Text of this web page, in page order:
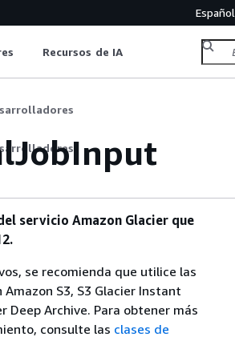
Español
Recursos de IA
servicio Amazon Glacier que
se recomienda que utilice las
S3, S3 Glacier Instant
Deep Archive. Para obtener más
consulte las clases de